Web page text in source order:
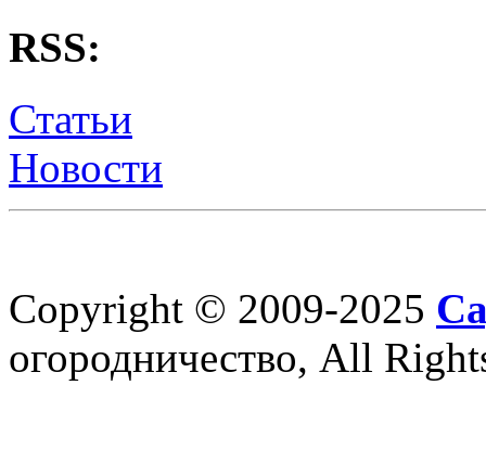
RSS:
Статьи
Новости
Copyright © 2009-2025
огородничество, All